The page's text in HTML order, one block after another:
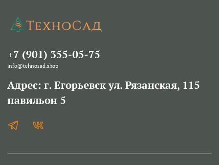
+7 (901) 355-05-75
info@tehnosad.shop
Адрес: г. Егорьевск ул. Рязанская, 115
павильон 5